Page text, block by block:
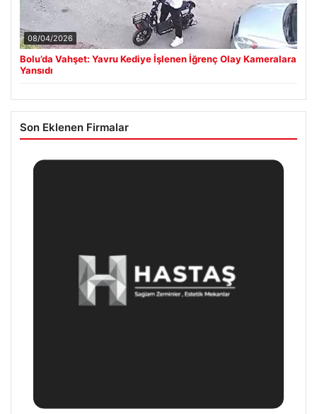
08/04/2026
Bolu’da Vahşet: Yavru Kediye İşlenen İğrenç Olay Kameralara
Yansıdı
Son Eklenen Firmalar